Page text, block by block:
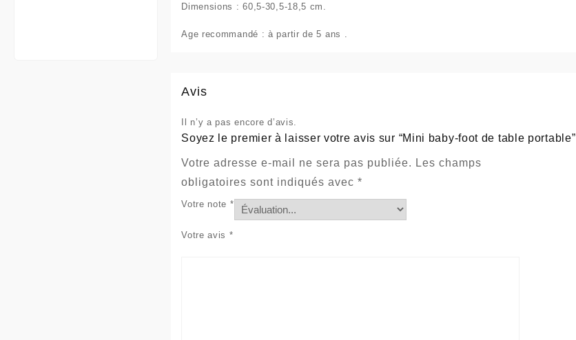
Dimensions :60,5-30,5-18,5 cm.
Age recommandé : à partir de 5 ans .
Avis
Il n’y a pas encore d’avis.
Soyez le premier à laisser votre avis sur “Mini baby-foot de table portable”
Votre adresse e-mail ne sera pas publiée. Les champs
obligatoires sont indiqués avec*
Votre note *
Votre avis *